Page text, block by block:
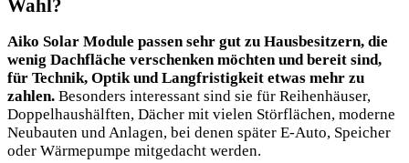
Wahl?
Aiko Solar Module passen sehr gut zu Hausbesitzern, die
wenig Dachfläche verschenken möchten und bereit sind,
für Technik, Optik und Langfristigkeit etwas mehr zu
zahlen. Besonders interessant sind sie für Reihenhäuser,
Doppelhaushälften, Dächer mit vielen Störflächen, moderne
Neubauten und Anlagen, bei denen später E-Auto, Speicher
oder Wärmepumpe mitgedacht werden.